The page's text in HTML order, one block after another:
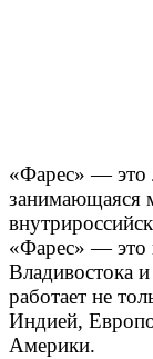
«Фарес» — это
занимающаяся
«Фарес» — это
Владивостока
работает не
Индией,
Америки.